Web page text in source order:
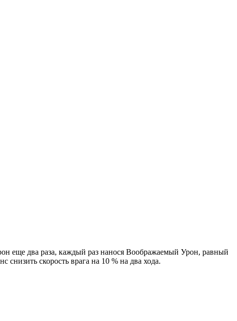
еще два раза, каждый раз нанося Воображаемый Урон, равный
скорость врага на 10 % на два хода.